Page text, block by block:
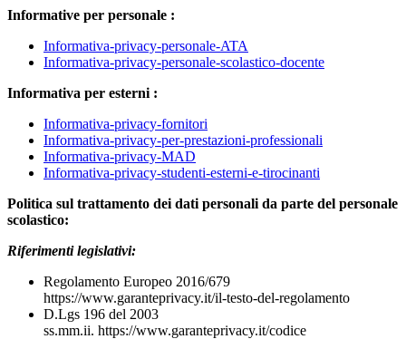
Informative per personale :
Informativa-privacy-personale-ATA
Informativa-privacy-personale-scolastico-docente
Informativa per esterni :
Informativa-privacy-fornitori
Informativa-privacy-per-prestazioni-professionali
Informativa-privacy-MAD
Informativa-privacy-studenti-esterni-e-tirocinanti
Politica sul trattamento dei dati personali da parte del personale
scolastico:
Riferimenti legislativi:
Regolamento Europeo 2016/679
https://www.garanteprivacy.it/il-testo-del-regolamento
D.Lgs 196 del 2003
ss.mm.ii. https://www.garanteprivacy.it/codice